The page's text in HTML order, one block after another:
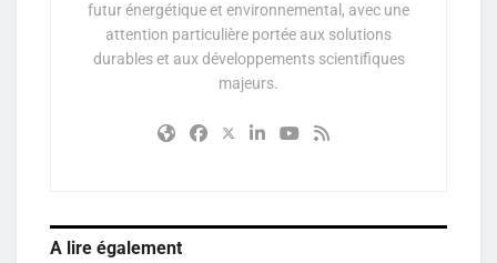
futur énergétique et environnemental, avec une
attention particulière portée aux solutions
durables et aux développements scientifiques
majeurs.
A lire également